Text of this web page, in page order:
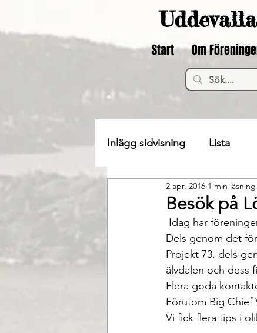
Start Om
Inlägg sidvisning Lista
Besök på
2 apr. 2016 1 min läsning
Idag har
Dels genom det
Projekt 73, dels
älvdalen och dess
Flera goda
Förutom Big Chief
Vi fick flera tips i